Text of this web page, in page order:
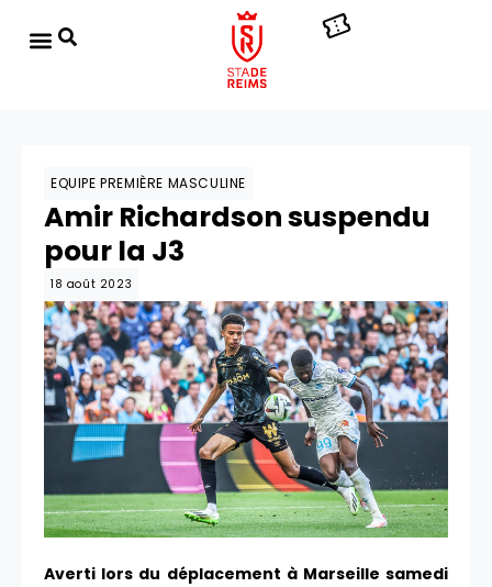
EQUIPE PREMIÈRE MASCULINE
Amir Richardson suspendu
pour la J3
18 août 2023
Averti lors du déplacement à Marseille samedi